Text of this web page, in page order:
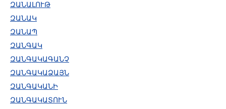
ԶԱՆԱԼՈՒԹ
ԶԱՆԱԿ
ԶԱՆԱՊ
ԶԱՆԳԱԿ
ԶԱՆԳԱԿԱԳԱՆՉ
ԶԱՆԳԱԿԱՁԱՅՆ
ԶԱՆԳԱԿԱՆԻ
ԶԱՆԳԱԿԱՏՈՒՆ